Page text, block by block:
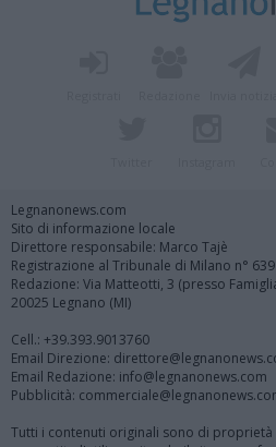
Legnanonews.com
Sito di informazione locale
Direttore responsabile: Marco Tajè
Registrazione al Tribunale di Milano n°
Redazione: Via Matteotti, 3 (presso
20025 Legnano (MI)
Cell.: +39.393.9013760
Email Direzione:
Email Redazione: info@legnanonews.com
Pubblicità:
Tutti i contenuti originali sono di proprietà